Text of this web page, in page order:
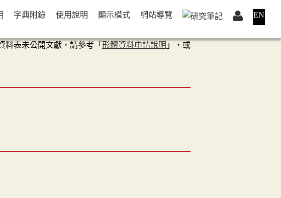
字典附錄 使用說明 顯示模式 網站導覽 EN
料表未公開文獻，請參考「 形體資料申請說明 」，或